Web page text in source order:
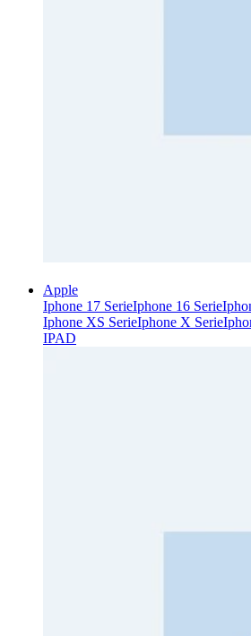
Apple
Iphone 17 SerieIphone 16 Serie
Iphone XS SerieIphone X Serie
IPAD